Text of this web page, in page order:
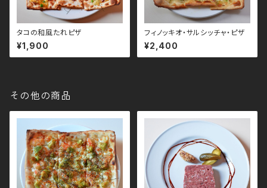
タコの和風たれピザ
¥1,900
フィノッキオ・サルシッチャ・ピザ
¥2,400
その他の商品